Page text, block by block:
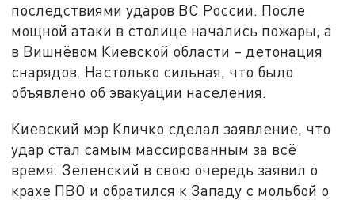
последствиями ударов ВС России. После
мощной атаки в столице начались пожары, а
в Вишнёвом Киевской области – детонация
снарядов. Настолько сильная, что было
объявлено об эвакуации населения.
Киевский мэр Кличко сделал заявление, что
удар стал самым массированным за всё
время. Зеленский в свою очередь заявил о
крахе ПВО и обратился к Западу с мольбой о